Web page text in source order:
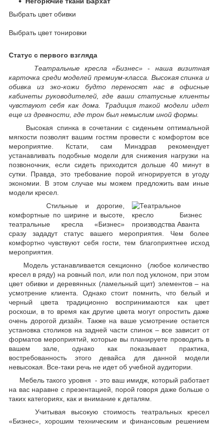
Выбрать цвет обивки
Выбрать цвет тонировки
Статус с первого взгляда
Театральные кресла «Бизнес» - наша визитная
карточка среди моделей премиум-класса. Высокая спинка и
обивка из эко-кожи будто переносят нас в офисные
кабинеты руководителей, где ваши статусные клиенты
чувствуют себя как дома. Традиция такой модели идет
еще из древности, где трон был немыслим иной формы.
Высокая спинка в сочетании с сиденьем оптимальной
мягкости позволят вашим гостям провести с комфортом все
мероприятие. Кстати, сам Минздрав рекомендует
устанавливать подобные модели для снижения нагрузки на
позвоночник, если сидеть приходится дольше 40 минут в
сутки. Правда, это требование порой игнорируется в угоду
экономии. В этом случае мы можем предложить вам иные
модели кресел.
Стильные и дорогие,
комфортные по ширине и высоте,
театральные кресла «Бизнес»
сразу зададут статус вашего мероприятия. Чем более
комфортно чувствуют себя гости, тем благоприятнее исход
мероприятия.
Модель устанавливается секционно (любое количество
кресел в ряду) на ровный пол, или пол под уклоном, при этом
цвет обивки и деревянных (ламельный щит) элементов – на
усмотрение клиента. Однако стоит помнить, что белый и
черный цвета традиционно воспринимаются как цвет
роскоши, в то время как другие цвета могут опростить даже
очень дорогой дизайн. Также на ваше усмотрение остается
установка столиков на задней части спинок – все зависит от
форматов мероприятий, которые вы планируете проводить в
вашем зале, однако как показывает практика,
востребованность этого девайса для данной модели
невысокая. Все-таки речь не идет об учебной аудитории.
Мебель такого уровня - это ваш имидж, который работает
на вас наравне с презентацией, порой говоря даже больше о
таких категориях, как и внимание к деталям.
Учитывая высокую стоимость театральных кресел
«Бизнес», хорошим техническим и финансовым решением